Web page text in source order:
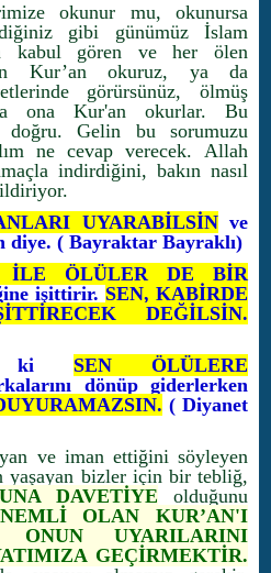
okunur mu, okunursa
gibi günümüz İslam
kabul gören ve her ölen
Kur’an okuruz, ya da
görürsünüz, ölmüş
ona Kur'an okurlar. Bu
doğru. Gelin bu sorumuzu
ne cevap verecek. Allah
indirdiğini, bakın nasıl
UYARABİLSİNve
diye. ( Bayraktar Bayraklı)
İLE ÖLÜLER DE BİR
işittirir. SEN, KABİRDE
DEĞİLSİN.
ki SEN ÖLÜLERE
dönüp giderlerken
( Diyanet
ve iman ettiğini söyleyen
yaşayan bizler için bir tebliğ,
DAVETİYE olduğunu
OLAN KUR’AN'I
ONUN UYARILARINI
GEÇİRMEKTİR.